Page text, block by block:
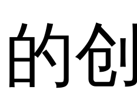
的